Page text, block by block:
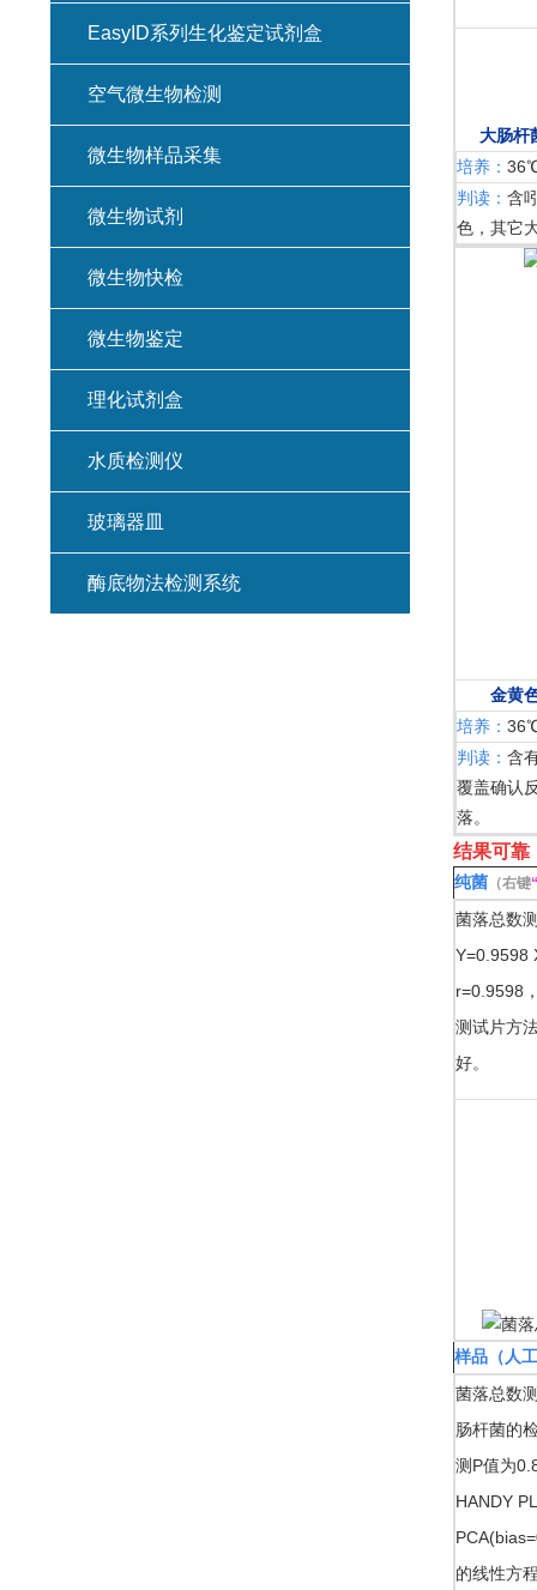
⼤肠杆
培养：
判读： 含
⾊，其它
⾦⻩
培养：
判读： 含
覆盖确认
落。
结果可靠
纯菌 （右键
菌落总数
Y=0.9598
r=0.9598
测试片⽅
好。
样品（⼈
菌落总数
肠杆菌的
测P值为
HANDY
的线性⽅
EasyID系列生化鉴定试剂盒
空气微生物检测
微生物样品采集
微生物试剂
微生物快检
微生物鉴定
理化试剂盒
水质检测仪
玻璃器皿
酶底物法检测系统